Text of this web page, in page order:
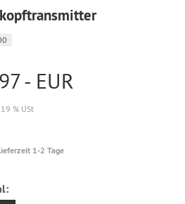
- EUR
% USt
1-2 Tage